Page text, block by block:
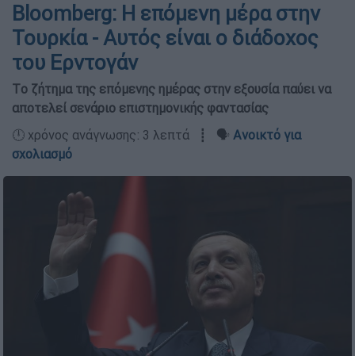
Bloomberg: Η επόμενη μέρα στην
Τουρκία - Αυτός είναι ο διάδοχος
του Ερντογάν
Tο ζήτημα της επόμενης ημέρας στην εξουσία παύει να
αποτελεί σενάριο επιστημονικής φαντασίας
🕛 χρόνος ανάγνωσης: 3 λεπτά ┋ 🗣️ Ανοικτό για
σχολιασμό